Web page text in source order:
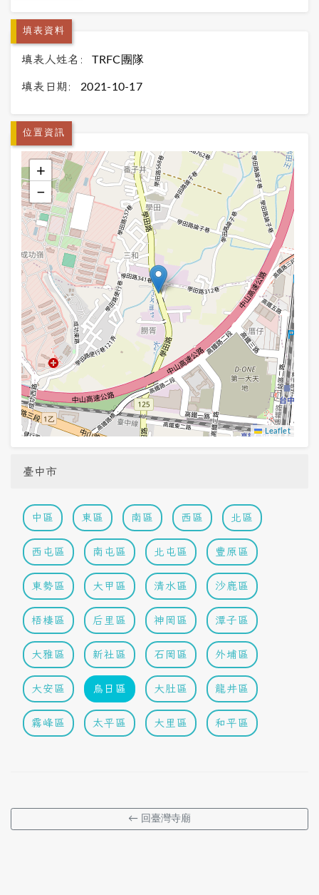
填表資料
填表人姓名: TRFC團隊
填表日期: 2021-10-17
位置資訊
+
−
Leaflet
臺中市
中區 東區 南區 西區 北區
西屯區 南屯區 北屯區 豐原區
東勢區 大甲區 清水區 沙鹿區
梧棲區 后里區 神岡區 潭子區
大雅區 新社區 石岡區 外埔區
大安區 烏日區 大肚區 龍井區
霧峰區 太平區 大里區 和平區
← 回臺灣寺廟